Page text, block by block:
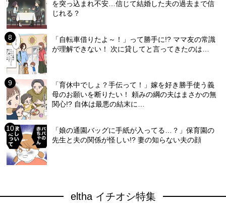
を突っ込まれ不安…信じて結婚した夫の過去まで信
じれる？
「自転車借りたよ～！」って勝手に!? ママ友の常識
が理解できない！ 次に貸してと言ってきたのは…
「育休中でしょ？手伝って！」嫁を好き勝手使う義
母のお願いを断りたい！ 頼みの綱の夫はまさかの無
関心!? 自体は最悪の結末に…
「娘の通園バッグに手紙が入ってる…？」保育園の
先生と夫の関係が怪しい!? 妻の知らない夫の顔
eltha イチオシ特集